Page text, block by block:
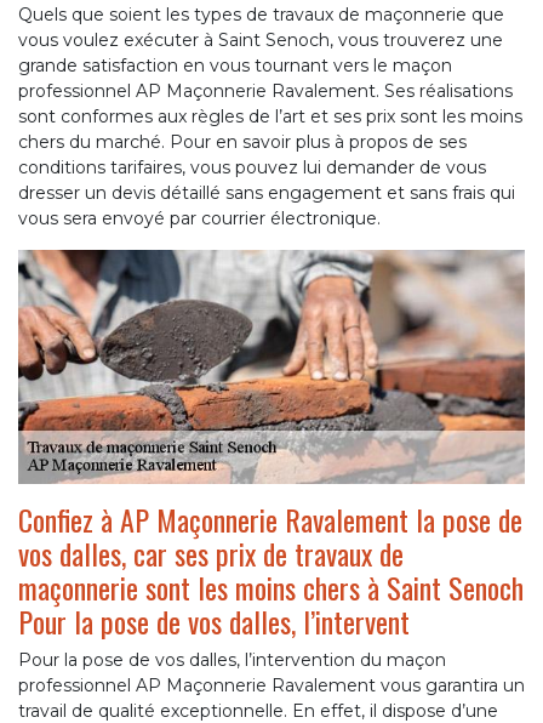
Quels que soient les types de travaux de maçonnerie que
vous voulez exécuter à Saint Senoch, vous trouverez une
grande satisfaction en vous tournant vers le maçon
professionnel AP Maçonnerie Ravalement. Ses réalisations
sont conformes aux règles de l’art et ses prix sont les moins
chers du marché. Pour en savoir plus à propos de ses
conditions tarifaires, vous pouvez lui demander de vous
dresser un devis détaillé sans engagement et sans frais qui
vous sera envoyé par courrier électronique.
Confiez à AP Maçonnerie Ravalement la pose de
vos dalles, car ses prix de travaux de
maçonnerie sont les moins chers à Saint Senoch
Pour la pose de vos dalles, l’intervent
Pour la pose de vos dalles, l’intervention du maçon
professionnel AP Maçonnerie Ravalement vous garantira un
travail de qualité exceptionnelle. En effet, il dispose d’une